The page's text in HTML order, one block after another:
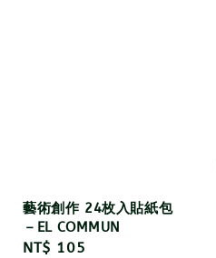
藝術創作 24枚入貼紙包
－EL COMMUN
Regular
NT$ 105